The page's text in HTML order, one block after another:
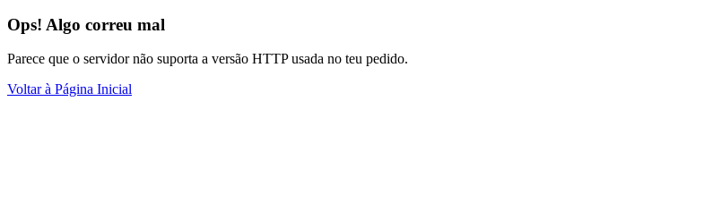
Ops! Algo correu mal
Parece que o servidor não suporta a versão HTTP usada no teu pedido.
Voltar à Página Inicial